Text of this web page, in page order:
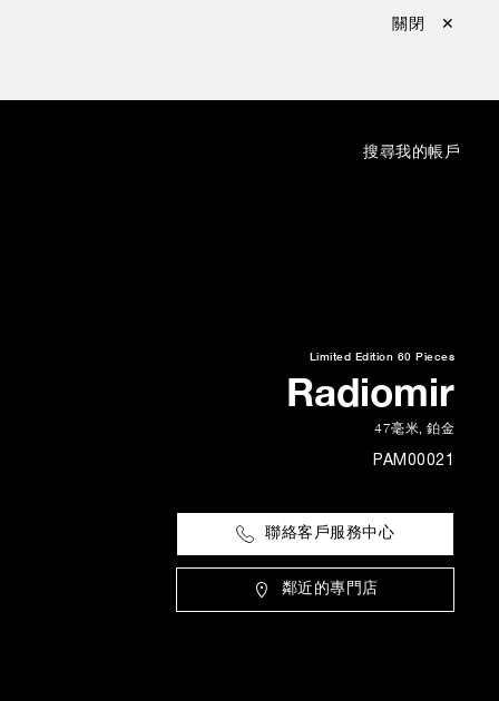
關閉 ✕
搜尋我的帳戶
Limited Edition 60 Pieces
Radiomir
47毫米, 鉑金
PAM00021
聯絡客戶服務中心
鄰近的專門店